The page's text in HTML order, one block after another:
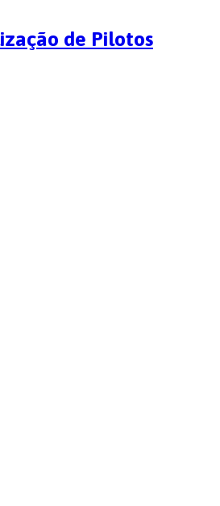
de Pilotos